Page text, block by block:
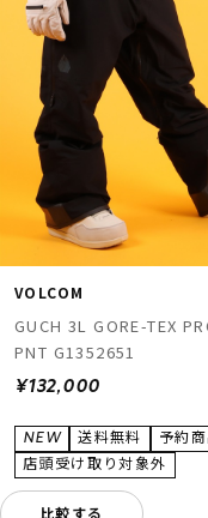
VOLCOM
GUCH 3L GORE-TEX
PNT G1352651
¥132,000
比較する